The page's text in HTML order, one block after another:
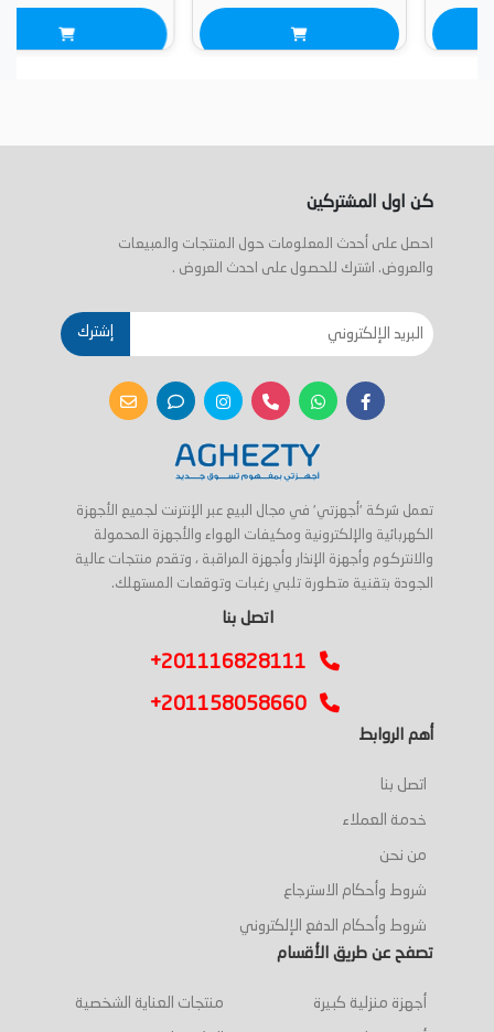
كن اول المشتركين
احصل على أحدث المعلومات حول المنتجات والمبيعات
والعروض. اشترك للحصول على احدث العروض .
إشترك
تعمل شركة 'أجهزتي' في مجال البيع عبر الإنترنت لجميع الأجهزة
الكهربائية والإلكترونية ومكيفات الهواء والأجهزة المحمولة
والانتركوم وأجهزة الإنذار وأجهزة المراقبة ، وتقدم منتجات عالية
الجودة بتقنية متطورة تلبي رغبات وتوقعات المستهلك.
اتصل بنا
+201116828111
+201158058660
أهم الروابط
اتصل بنا
خدمة العملاء
من نحن
شروط وأحكام الاسترجاع
شروط وأحكام الدفع الإلكتروني
تصفح عن طريق الأقسام
أجهزة منزلية كبيرة منتجات العناية الشخصية